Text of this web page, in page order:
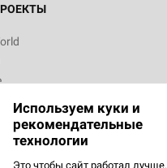
Используем куки и
рекомендательные
технологии
Это чтобы сайт работал лучше.